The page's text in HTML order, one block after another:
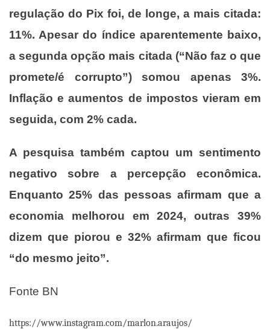
regulação do Pix foi, de longe, a mais citada:
11%. Apesar do índice aparentemente baixo,
a segunda opção mais citada (“Não faz o que
promete/é corrupto”) somou apenas 3%.
Inflação e aumentos de impostos vieram em
seguida, com 2% cada.
A pesquisa também captou um sentimento
negativo sobre a percepção econômica.
Enquanto 25% das pessoas afirmam que a
economia melhorou em 2024, outras 39%
dizem que piorou e 32% afirmam que ficou
“do mesmo jeito”.
Fonte BN
https://www.instagram.com/marlon.araujos/